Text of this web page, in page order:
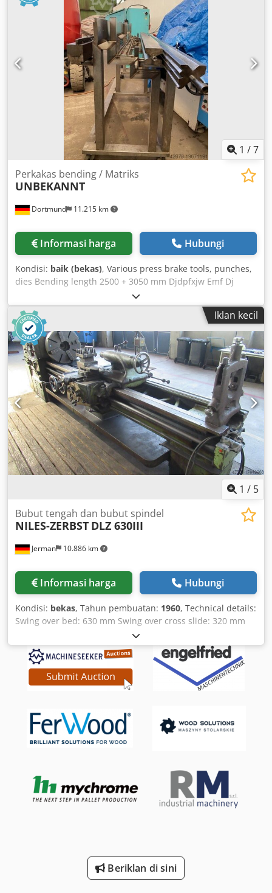
pekerjaan manual dapat dikurangi secara signifikan!
Dalam operasi satu orang, hingga 1 meter kubik kayu
dapat diproses dalam beberapa menit dan sekitar 5 meter
kubik per jam. Waktu rata-rata per pemotongan adalah 1,5
menit. Djdpfxjfnrx Ts Acyokr
1 /7
Dortmund 11.215 km
Perkakas bending / Matriks
UNBEKANNT
Informasi harga Hubungi
Kondisi: baik (bekas), Various press brake tools, punches,
dies Bending length 2500 + 3050 mm Djdpfxjw Emf Dj
Acyokr Siegfried Volz Machine Tools Rüschebrinkstr. 151-
153 DE - 44143 Dortmund - Wambel
Iklan kecil
1 / 5
Jerman 10.886 km
Bubut tengah dan bubut spindel
NILES-ZERBST DLZ 630III
Informasi harga Hubungi
Kondisi: bekas, Tahun pembuatan: 1960, Technical details:
Swing over bed: 630 mm Swing over cross slide: 320 mm
Turning length: 2800 mm Distance between centers: 2800
mm Swing in the gap: 700 mm Gap length: 450 mm
Spindle bore: 70 mm Machine weight approx.: 4.4 t
Machine dimensions approx. LxWxH: 4.7 x 1.5 x 1.5 m
Dkodpfx Acsu Ix A Eoyjr Thread cutting possible
small parts Steady rest *
Beriklan di sini